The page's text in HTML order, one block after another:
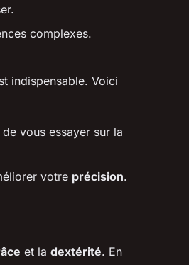
complexes.
indispensable. Voici
vous essayer sur la
votre précision.
et la dextérité. En